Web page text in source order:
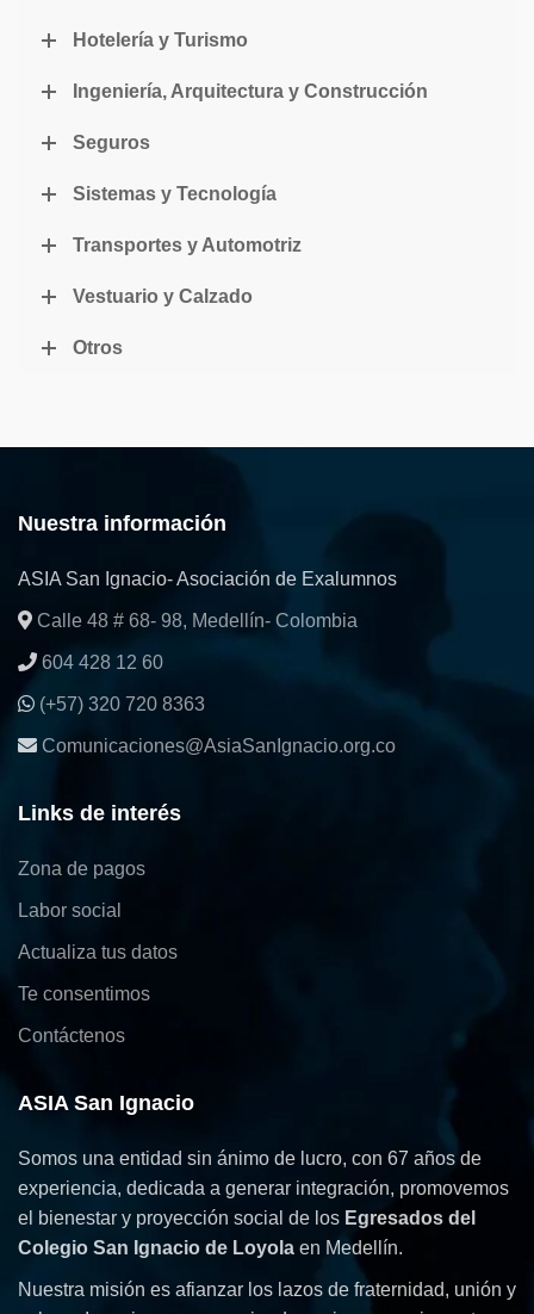
Hotelería y Turismo
Ingeniería, Arquitectura y Construcción
Seguros
Sistemas y Tecnología
Transportes y Automotriz
Vestuario y Calzado
Otros
Nuestra información
ASIA San Ignacio- Asociación de Exalumnos
Calle 48 # 68- 98, Medellín- Colombia
604 428 12 60
(+57) 320 720 8363
Comunicaciones@AsiaSanIgnacio.org.co
Links de interés
Zona de pagos
Labor social
Actualiza tus datos
Te consentimos
Contáctenos
ASIA San Ignacio
Somos una entidad sin ánimo de lucro, con 67 años de
experiencia, dedicada a generar integración, promovemos
el bienestar y proyección social de los Egresados del
Colegio San Ignacio de Loyola en Medellín.
Nuestra misión es afianzar los lazos de fraternidad, unión y